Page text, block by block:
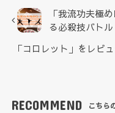
「我流功夫極
る必殺技バトル
「コロレット」をレビ
RECOMMEND こちら